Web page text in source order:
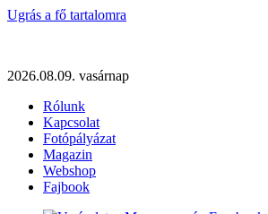
Ugrás a fő tartalomra
2026.08.09. vasárnap
Rólunk
Kapcsolat
Fotópályázat
Magazin
Webshop
Fajbook